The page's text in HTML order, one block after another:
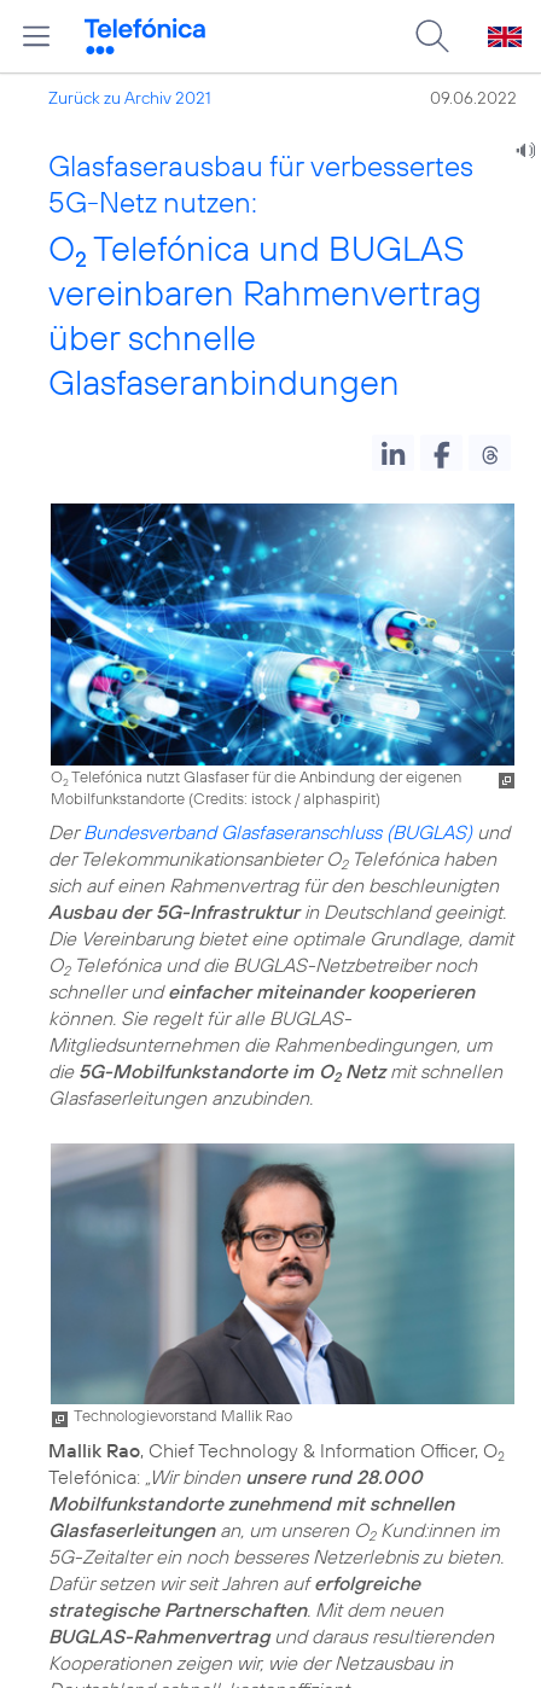
Zurück zu Archiv 2021 09.06.2022
Glasfaserausbau für verbessertes
5G-Netz nutzen:
O2 Telefónica und BUGLAS
vereinbaren Rahmenvertrag
über schnelle
Glasfaseranbindungen
O2Telefónica nutzt Glasfaser für die Anbindung der eigenen
Mobilfunkstandorte (Credits: istock / alphaspirit)
DerBundesverband Glasfaseranschluss (BUGLAS)und
der Telekommunikationsanbieter O2Telefónica haben
sich auf einen Rahmenvertrag für den beschleunigten
Ausbau der 5G-Infrastrukturin Deutschland geeinigt.
Die Vereinbarung bietet eine optimale Grundlage, damit
O2Telefónica und die BUGLAS-Netzbetreiber noch
schneller undeinfacher miteinander kooperieren
können. Sie regelt für alle BUGLAS-
Mitgliedsunternehmen die Rahmenbedingungen, um
die 5G-Mobilfunkstandorte im O2Netzmit schnellen
Glasfaserleitungen anzubinden.
Technologievorstand Mallik Rao
Mallik Rao, Chief Technology & Information Officer, O2
Telefónica: „Wir binden unsere rund 28.000
Mobilfunkstandorte zunehmend mit schnellen
Glasfaserleitungenan, um unseren O2Kund:innen im
5G-Zeitalter ein noch besseres Netzerlebnis zu bieten.
Dafür setzen wir seit Jahren auferfolgreiche
strategische Partnerschaften. Mit dem neuen
BUGLAS-Rahmenvertragund daraus resultierenden
Kooperationen zeigen wir, wie der Netzausbau in